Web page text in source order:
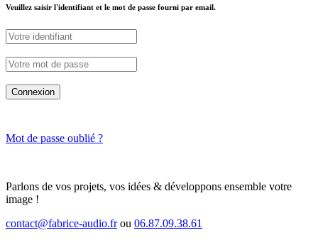
Veuillez saisir l'identifiant et le mot de passe fourni par email.
Connexion
Mot de passe oublié ?
Parlons de vos projets, vos idées & développons ensemble votre
image !
contact@fabrice-audio.frou 06.87.09.38.61